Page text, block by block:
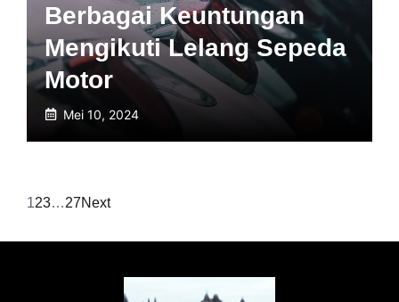
Berbagai Keuntungan
Mengikuti Lelang Sepeda
Motor
Mei 10, 2024
123…27Next